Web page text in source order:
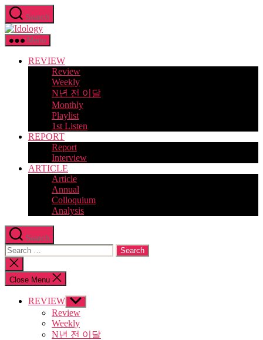
Skip
to
the
content
Search
Idology
Menu
REVIEW
Review
Weekly
N년 전 이달
Monthly
Playlist
1st Listen
REPORT
Report
Interview
ARTICLE
Article
Annual
Colloquium
Analysis
Search
Search
for:
Close
search
Close Menu
REVIEW Show
sub
menu
Review
Weekly
N년 전 이달